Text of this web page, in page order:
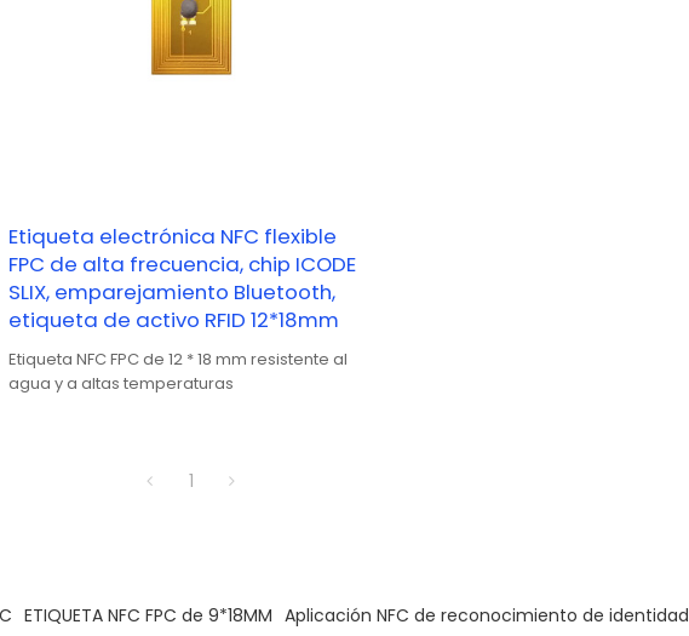
Etiqueta electrónica NFC flexible
FPC de alta frecuencia, chip ICODE
SLIX, emparejamiento Bluetooth,
etiqueta de activo RFID 12*18mm
Etiqueta NFC FPC de 12 * 18 mm resistente al
agua y a altas temperaturas
1
ETIQUETA NFC FPC de 9*18MM Aplicación NFC de reconocimiento de identidad